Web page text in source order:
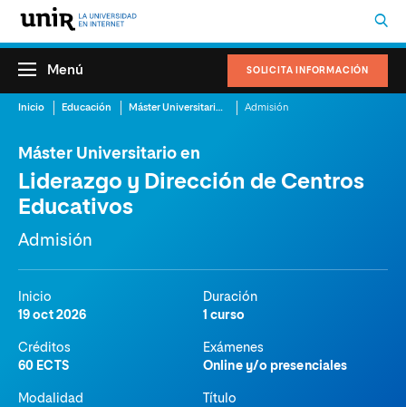
SOLICITA INFORMACIÓN
Menú
Inicio Educación Máster Universitario en Liderazgo y Dirección de Centros Educativos Admisión
Máster Universitario en
Liderazgo y Dirección de Centros
Educativos
Admisión
Inicio
19 oct 2026
Duración
1 curso
Créditos
60 ECTS
Exámenes
Online y/o presenciales
Modalidad
Título